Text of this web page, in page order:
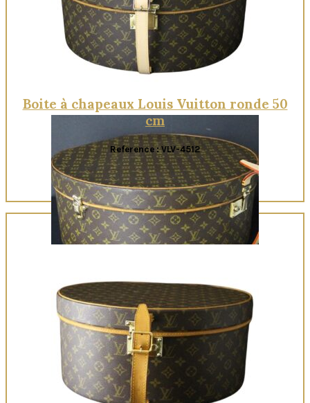
Quick View
Boite à chapeaux Louis Vuitton ronde 50
cm
Reference : VLV-4512